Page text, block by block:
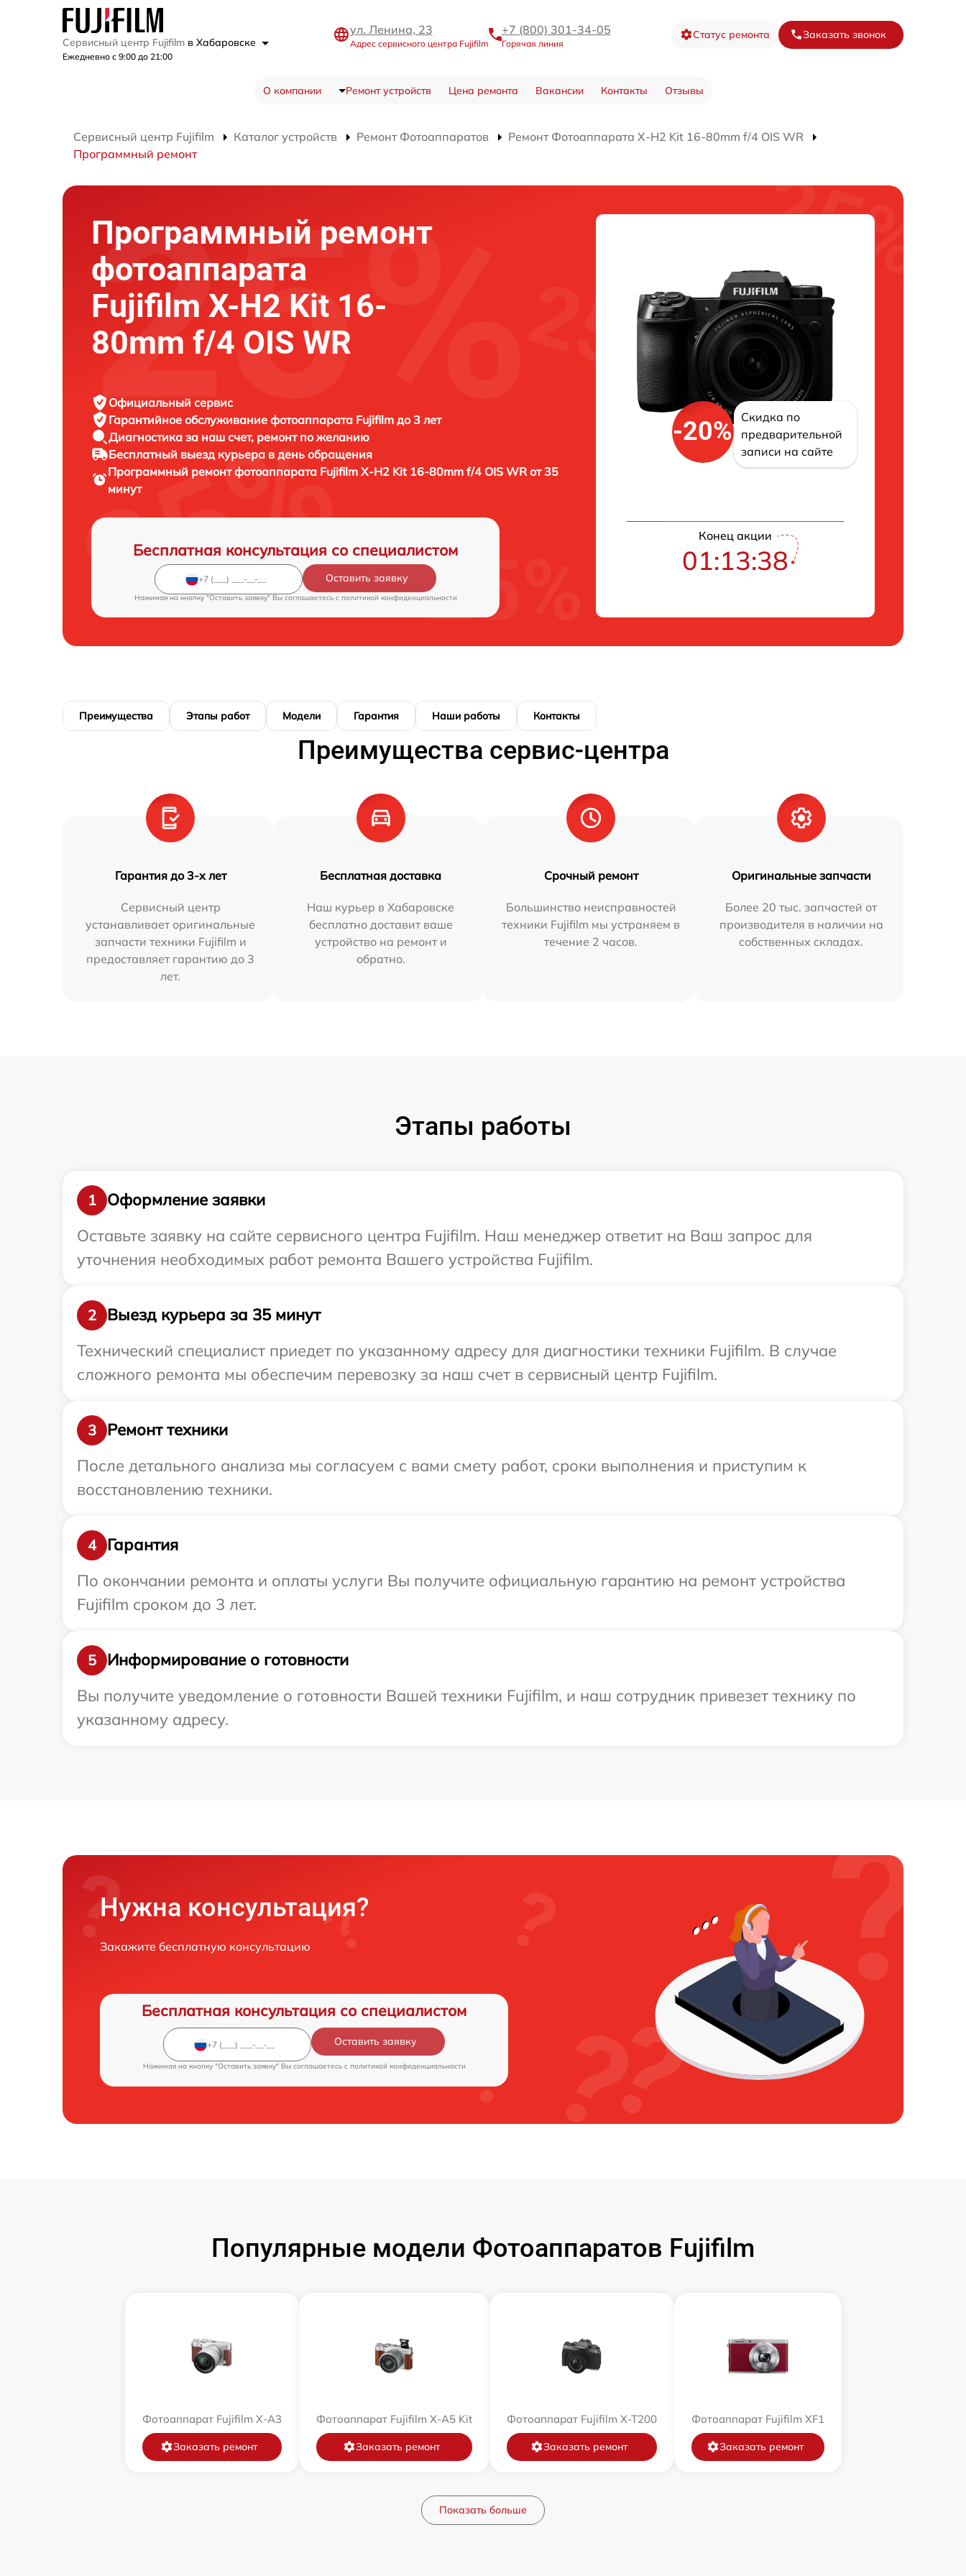
Сервисный центр Fujifilm в Хабаровске
Ежедневно с 9:00 до 21:00
ул. Ленина, 23
Адрес сервисного центра Fujifilm
+7 (800) 301-34-05
Горячая линия
Статус ремонта Заказать звонок
О компании Ремонт устройств Цена ремонта Вакансии Контакты Отзывы
Сервисный центр Fujifilm Каталог устройств Ремонт Фотоаппаратов
Ремонт Фотоаппарата X-H2 Kit 16-80mm f/4 OIS WR
Программный ремонт
Программный ремонт
фотоаппарата
Fujifilm X-H2 Kit 16-
80mm f/4 OIS WR
Официальный сервис
Гарантийное обслуживание фотоаппарата Fujifilm до 3 лет
Диагностика за наш счет, ремонт по желанию
Бесплатный выезд курьера в день обращения
Программный ремонт фотоаппарата Fujifilm X-H2 Kit 16-80mm f/4 OIS WR от 35
минут
Бесплатная консультация со специалистом
Оставить заявку
Нажимая на кнопку "Оставить заявку" Вы соглашаетесь c политикой конфиденциальности
-20%
Скидка по
предварительной
записи на сайте
Конец акции
01:13:38
Преимущества Этапы работ Модели Гарантия Наши работы Контакты
Преимущества сервис-центра
Гарантия до 3-х лет
Сервисный центр
устанавливает оригинальные
запчасти техники Fujifilm и
предоставляет гарантию до 3
лет.
Бесплатная доставка
Наш курьер в Хабаровске
бесплатно доставит ваше
устройство на ремонт и
обратно.
Срочный ремонт
Большинство неисправностей
техники Fujifilm мы устраняем в
течение 2 часов.
Оригинальные запчасти
Более 20 тыс. запчастей от
производителя в наличии на
собственных складах.
Этапы работы
1
Оформление заявки
Оставьте заявку на сайте сервисного центра Fujifilm. Наш менеджер ответит на Ваш запрос для
уточнения необходимых работ ремонта Вашего устройства Fujifilm.
2
Выезд курьера за 35 минут
Технический специалист приедет по указанному адресу для диагностики техники Fujifilm. В случае
сложного ремонта мы обеспечим перевозку за наш счет в сервисный центр Fujifilm.
3
Ремонт техники
После детального анализа мы согласуем с вами смету работ, сроки выполнения и приступим к
восстановлению техники.
4
Гарантия
По окончании ремонта и оплаты услуги Вы получите официальную гарантию на ремонт устройства
Fujifilm сроком до 3 лет.
5
Информирование о готовности
Вы получите уведомление о готовности Вашей техники Fujifilm, и наш сотрудник привезет технику по
указанному адресу.
Нужна консультация?
Закажите бесплатную консультацию
Бесплатная консультация со специалистом
Оставить заявку
Нажимая на кнопку "Оставить заявку" Вы соглашаетесь c политикой конфиденциальности
Популярные модели Фотоаппаратов Fujifilm
Фотоаппарат Fujifilm X-A3
Заказать ремонт
Фотоаппарат Fujifilm X-A5 Kit
Заказать ремонт
Фотоаппарат Fujifilm X-T200
Заказать ремонт
Фотоаппарат Fujifilm XF1
Заказать ремонт
Показать больше